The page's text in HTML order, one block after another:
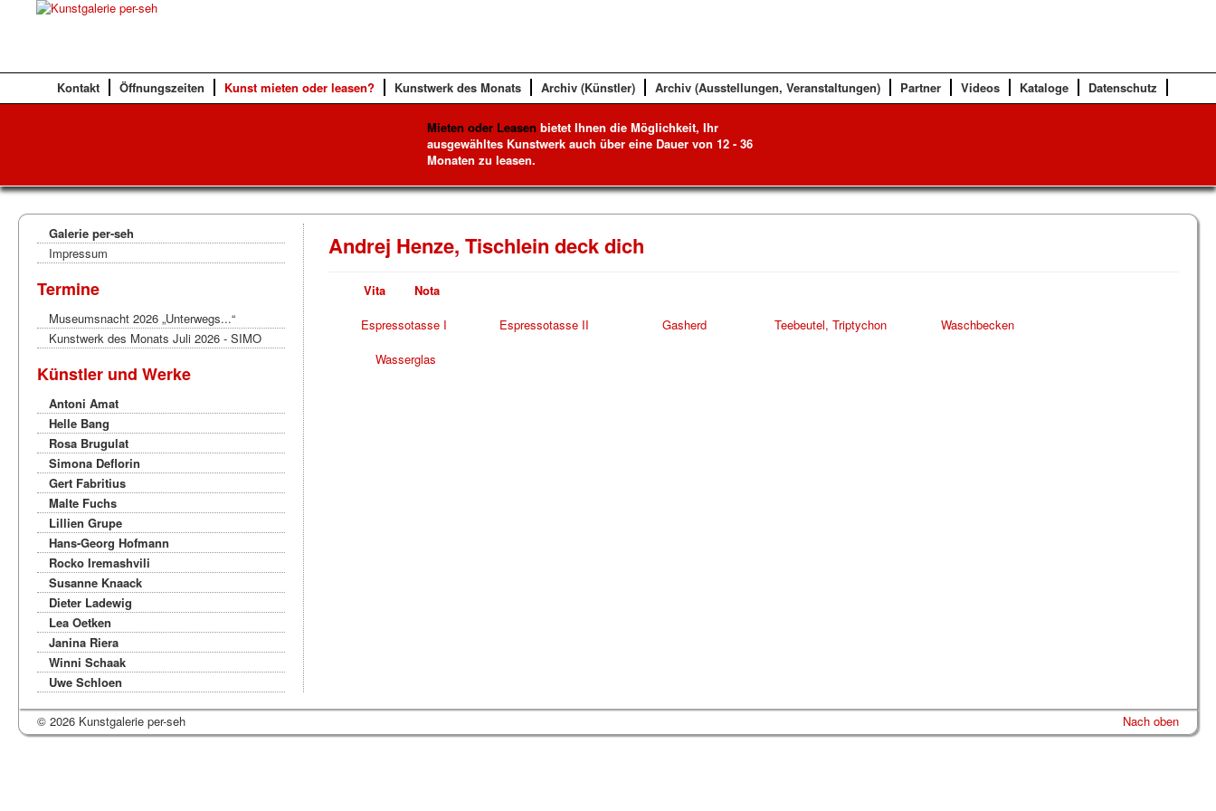
Kontakt Öffnungszeiten Kunst mieten oder leasen? Kunstwerk des Monats Archiv (Künstler) Archiv (Ausstellungen, Veranstaltungen) Partner Videos Kataloge Datenschutz
Mieten oder Leasen bietet Ihnen die Möglichkeit, Ihr
ausgewähltes Kunstwerk auch über eine Dauer von 12 - 36
Monaten zu leasen.
Galerie per-seh
Impressum
Termine
Museumsnacht 2026 „Unterwegs...“
Kunstwerk des Monats Juli 2026 - SIMO
Künstler und Werke
Antoni Amat
Helle Bang
Rosa Brugulat
Simona Deflorin
Gert Fabritius
Malte Fuchs
Lillien Grupe
Hans-Georg Hofmann
Rocko Iremashvili
Susanne Knaack
Dieter Ladewig
Lea Oetken
Janina Riera
Winni Schaak
Uwe Schloen
Andrej Henze, Tischlein deck dich
Vita
Nota
Espressotasse I
Espressotasse II Gasherd Teebeutel, Triptychon
Waschbecken
Wasserglas
Nach oben
© 2026 Kunstgalerie per-seh